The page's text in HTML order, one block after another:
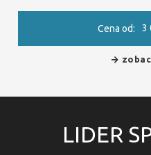
Cena od: 3
LIDER